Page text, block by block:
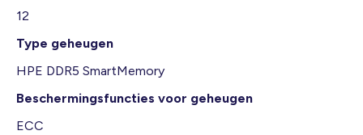
12
Type geheugen
HPE DDR5 SmartMemory
Beschermingsfuncties voor geheugen
ECC